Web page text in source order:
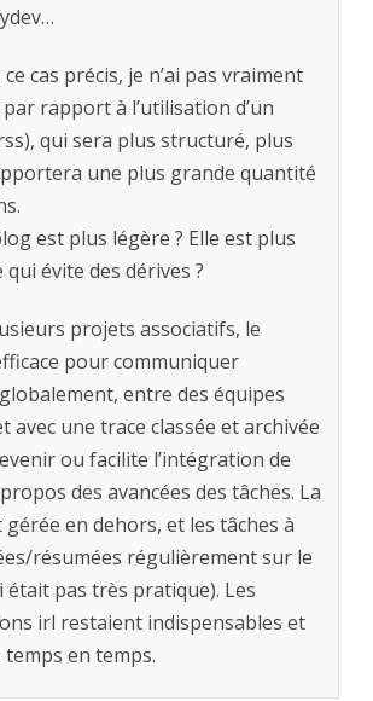
cas précis, je n’ai pas vraiment
rapport à l’utilisation d’un
qui sera plus structuré, plus
une plus grande quantité
est plus légère ? Elle est plus
évite des dérives ?
projets associatifs, le
pour communiquer
entre des équipes
avec une trace classée et archivée
ou facilite l’intégration de
des avancées des tâches. La
en dehors, et les tâches à
résumées régulièrement sur le
était pas très pratique). Les
irl restaient indispensables et
en temps.